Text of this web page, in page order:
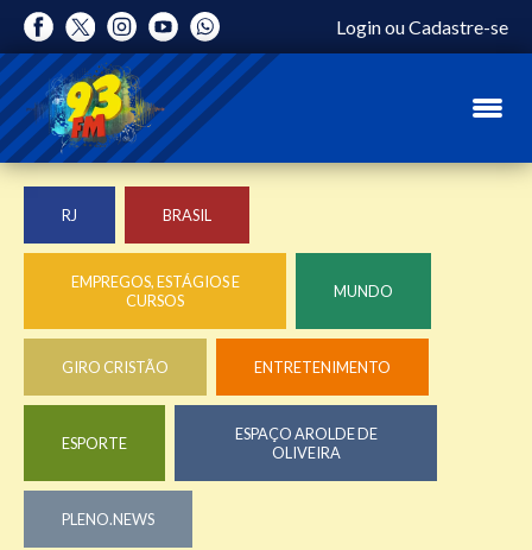
LoginouCadastre-se
RJ BRASIL
EMPREGOS, ESTÁGIOS E
CURSOS
MUNDO
GIRO CRISTÃO ENTRETENIMENTO
ESPORTE
ESPAÇO AROLDE DE
OLIVEIRA
PLENO.NEWS